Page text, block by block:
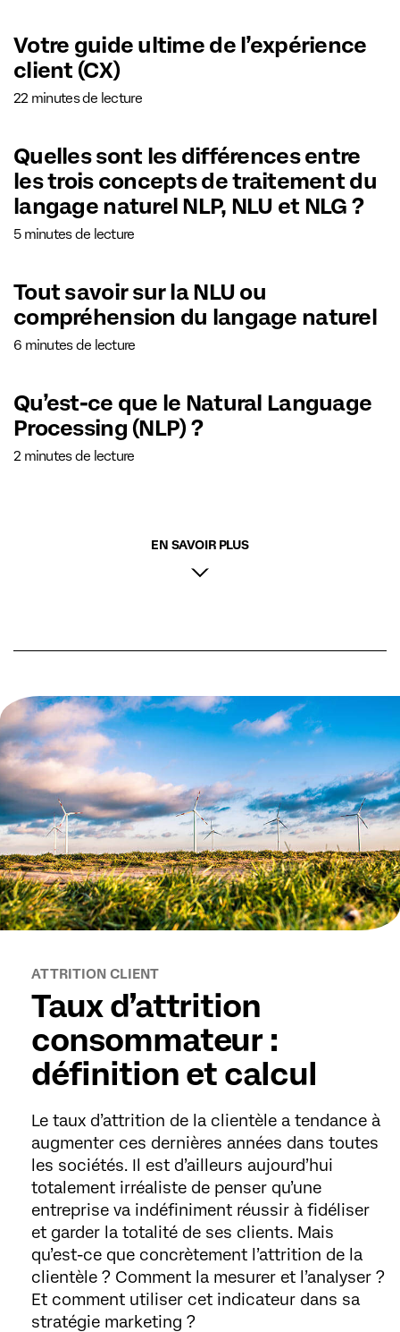
Votre guide ultime de l’expérience
client (CX)
22 minutes de lecture
Quelles sont les différences entre
les trois concepts de traitement du
langage naturel NLP, NLU et NLG ?
5 minutes de lecture
Tout savoir sur la NLU ou
compréhension du langage naturel
6 minutes de lecture
Qu’est-ce que le Natural Language
Processing (NLP) ?
2 minutes de lecture
EN SAVOIR PLUS
ATTRITION CLIENT
Taux d’attrition
consommateur :
définition et calcul
Le taux d’attrition de la clientèle a tendance à
augmenter ces dernières années dans toutes
les sociétés. Il est d’ailleurs aujourd’hui
totalement irréaliste de penser qu’une
entreprise va indéfiniment réussir à fidéliser
et garder la totalité de ses clients. Mais
qu’est-ce que concrètement l’attrition de la
clientèle ? Comment la mesurer et l’analyser ?
Et comment utiliser cet indicateur dans sa
stratégie marketing ?